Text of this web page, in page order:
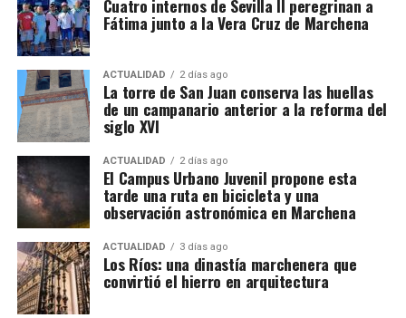
Bellido señala que durante el siglo XIX se
produjeron importantes destrucciones:
buena parte de la Puerta de Osuna, se abrió la calle
San Francisco cortando el recinto,la apertura de la
calle Zurbarán afectó al lienzo que comunicaba el
recinto principal con la Alcazaba y también
desapareció lo poco que quedaba de la Puerta de
Écija que ya habia sido demolida junto a la barriada
del mismo nombre en 1650 por orden del virrey de
Napoles.
Una estructura de más de treinta
sociedades
Detrás de las operaciones aparentemente ordinarias
de importación y distribución de alcohol, los
investigadores aseguran haber descubierto una
arquitectura empresarial mucho más compleja. El
entramado estaría compuesto por más de treinta
sociedades, cada una con una función determinada,
además de una estructura empresarial paralela que
habría servido para canalizar fondos procedentes de
la actividad presuntamente delictiva.
Cuatro internos de Sevilla II peregrinan a
Fátima junto a la Vera Cruz de Marchena
ACTUALIDAD 2 días ago
La torre de San Juan conserva las huellas
de un campanario anterior a la reforma del
siglo XVI
ACTUALIDAD 2 días ago
El Campus Urbano Juvenil propone esta
tarde una ruta en bicicleta y una
observación astronómica en Marchena
ACTUALIDAD 3 días ago
Los Ríos: una dinastía marchenera que
convirtió el hierro en arquitectura